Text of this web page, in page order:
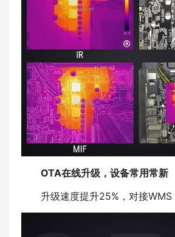
OTA在线升级，设备常用常新
升级速度提升25%，对接WMS